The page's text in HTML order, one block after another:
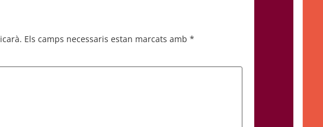
Els camps necessaris estan marcats amb *